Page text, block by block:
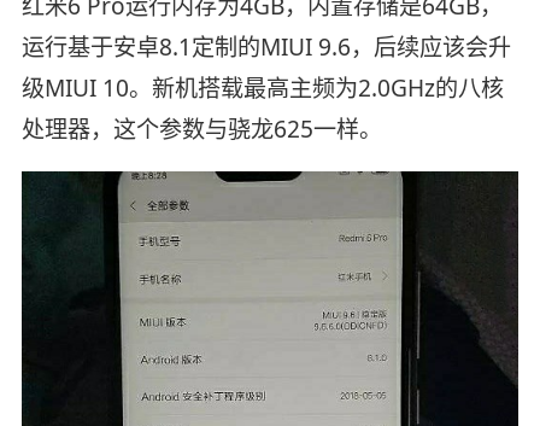
运行基于安卓8.1定制的MIUI 9.6，后续应该会升
级MIUI 10。新机搭载最高主频为2.0GHz的八核
处理器，这个参数与骁龙625一样。